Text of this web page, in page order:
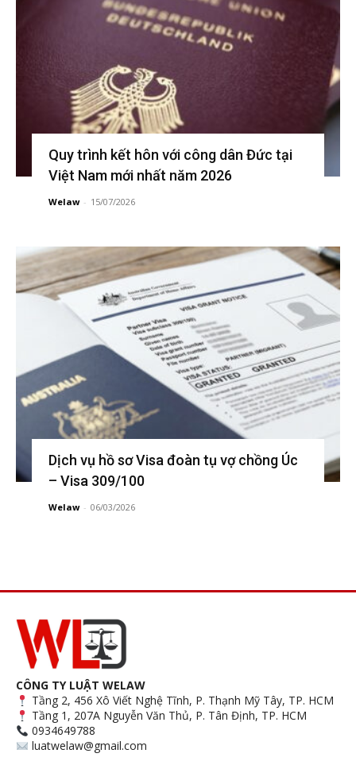
Quy trình kết hôn với công dân Đức tại
Việt Nam mới nhất năm 2026
Welaw - 15/07/2026
Dịch vụ hồ sơ Visa đoàn tụ vợ chồng Úc
– Visa 309/100
Welaw - 06/03/2026
CÔNG TY LUẬT WELAW
Tầng 2, 456 Xô Viết Nghệ Tĩnh, P. Thạnh Mỹ Tây, TP. HCM
Tầng 1, 207A Nguyễn Văn Thủ, P. Tân Định, TP. HCM
0934649788
luatwelaw@gmail.com